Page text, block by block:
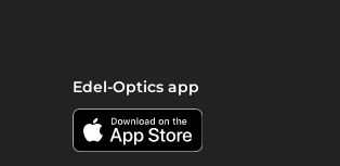
Edel-Optics app